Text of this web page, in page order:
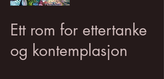
Ett rom for ettertanke
og kontemplasjon